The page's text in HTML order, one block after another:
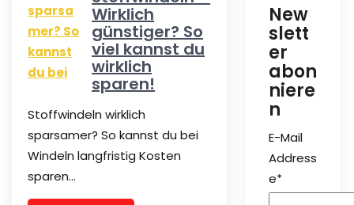
Wirklich
günstiger? So
viel kannst du
wirklich
sparen!
Stoffwindeln wirklich
sparsamer? So kannst du bei
Windeln langfristig Kosten
sparen…
New
slett
er
abon
niere
n
E-Mail
Address
e*